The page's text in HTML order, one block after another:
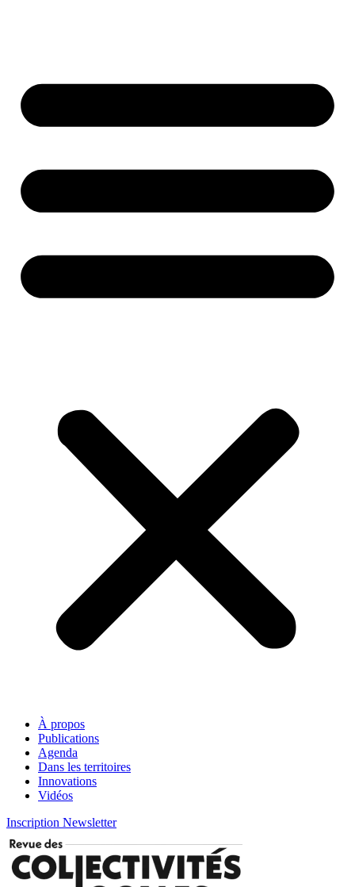
À propos
Publications
Agenda
Dans les territoires
Innovations
Vidéos
Inscription Newsletter